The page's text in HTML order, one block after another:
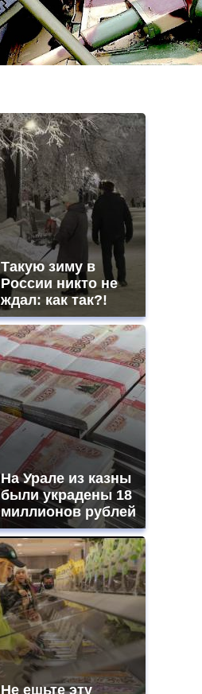
Такую зиму в
России никто не
ждал: как так?!
На Урале из казны
были украдены 18
миллионов рублей
Не ешьте эту